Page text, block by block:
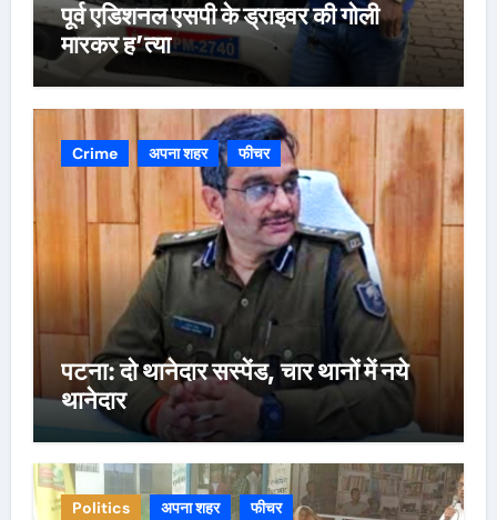
पूर्व एडिशनल एसपी के ड्राइवर की गोली
मारकर ह’त्या
Crime अपना शहर फीचर
पटना: दो थानेदार सस्पेंड, चार थानों में नये
थानेदार
Politics अपना शहर फीचर